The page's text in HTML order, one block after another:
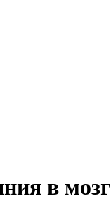
в мозг